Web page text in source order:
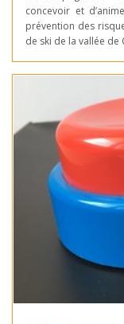
concevoir et
prévention des
de ski de la vallée de